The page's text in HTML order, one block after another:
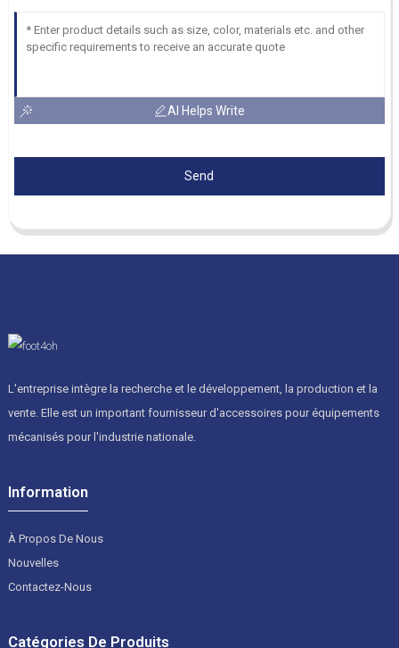
AI Helps Write
Send
L'entreprise intègre la recherche et le développement, la production et la
vente. Elle est un important fournisseur d'accessoires pour équipements
mécanisés pour l'industrie nationale.
Information
À Propos De Nous
Nouvelles
Contactez-Nous
Catégories De Produits